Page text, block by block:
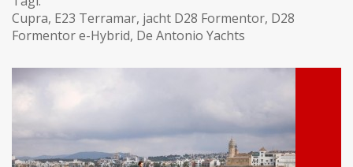
Cupra, E23 Terramar, jacht D28 Formentor, D28
Formentor e-Hybrid, De Antonio Yachts